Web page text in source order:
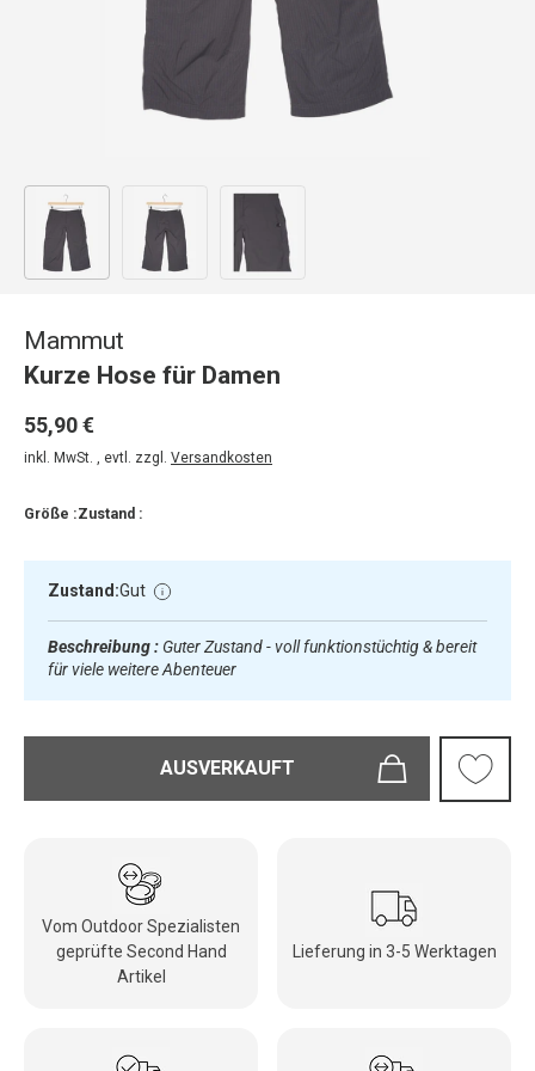
Bild 1 in Galerieansicht laden
Mammut
Kurze Hose für Damen
55,90 €
inkl. MwSt. , evtl. zzgl. Versandkosten
Größe :Zustand :
Zustand:Gut
Beschreibung : Guter Zustand - voll funktionstüchtig & bereit
für viele weitere Abenteuer
AUSVERKAUFT
Vom Outdoor Spezialisten
geprüfte Second Hand
Artikel
Lieferung in 3-5 Werktagen